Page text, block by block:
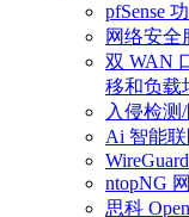
pfSense
网络安全
双 WAN
移和负载
入侵检测
Ai 智能
WireGuard
ntopNG
思科